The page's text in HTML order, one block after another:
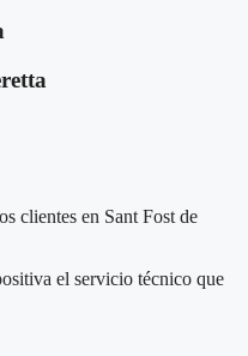
clientes en Sant Fost de
el servicio técnico que